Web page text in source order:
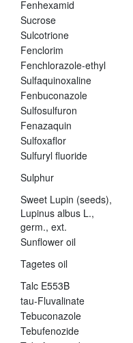
Fenhexamid
Sucrose
Sulcotrione
Fenclorim
Fenchlorazole-ethyl
Sulfaquinoxaline
Fenbuconazole
Sulfosulfuron
Fenazaquin
Sulfoxaflor
Sulfuryl fluoride
Sulphur
Sweet Lupin (seeds),
Lupinus albus L.,
germ., ext.
Sunflower oil
Tagetes oil
Talc E553B
tau-Fluvalinate
Tebuconazole
Tebufenozide